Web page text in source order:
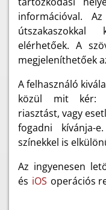
információval.
elérhetőek. A
megjeleníthetőek
A felhasználó
közül mit kér:
riasztást, vagy
fogadni kívánja-
színekkel is
Az ingyenesen
és iOS operációs